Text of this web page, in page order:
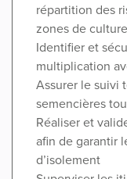
répartition des
zones de culture
Identifier et
multiplication
Assurer le suivi
semencières
Réaliser et
afin de garantir
d’isolement